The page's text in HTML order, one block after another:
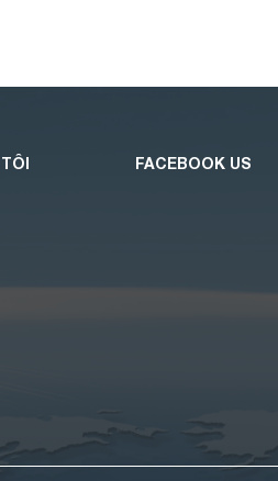
FACEBOOK US